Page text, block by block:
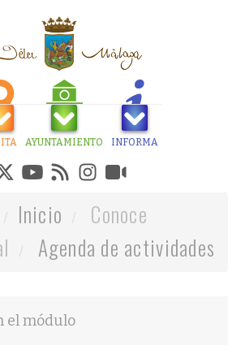
AYUNTAMIENTO INFORMA
Inicio
Conoce
Agenda de actividades